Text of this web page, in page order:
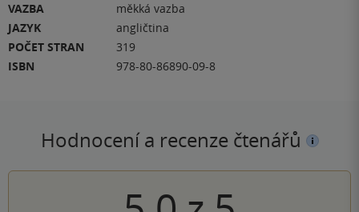
VAZBA
měkká vazba
JAZYK
angličtina
POČET STRAN
319
ISBN
978-80-86890-09-8
Hodnocení a recenze čtenářů